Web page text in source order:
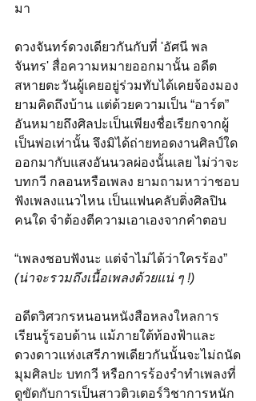
มา
ดวงจันทร์ดวงเดียวกันกับที่ 'อัศนี พล
จันทร' สื่อความหมายออกมานั้น อดีต
สหายตะวันผู้เคยอยู่ร่วมทับได้เคยจ้องมอง
ยามคิดถึงบ้าน แต่ด้วยความเป็น “อาร์ต”
อันหมายถึงศิลปะเป็นเพียงชื่อเรียกจากผู้
เป็นพ่อเท่านั้น จึงมิได้ถ่ายทอดงานศิลป์ใด
ออกมากับแสงอันนวลผ่องนั้นเลย ไม่ว่าจะ
บทกวี กลอนหรือเพลง ยามถามหาว่าชอบ
ฟังเพลงแนวไหน เป็นแฟนคลับติ่งศิลปิน
คนใด จำต้องตีความเอาเองจากคำตอบ
“เพลงชอบฟังนะ แต่จำไม่ได้ว่าใครร้อง”
(น่าจะรวมถึงเนื้อเพลงด้วยแน่ ๆ !)
อดีตวิศวกรหนอนหนังสือหลงใหลการ
เรียนรู้รอบด้าน แม้ภายใต้ท้องฟ้าและ
ดวงดาวแห่งเสรีภาพเดียวกันนั้นจะไม่ถนัด
มุมศิลปะ บทกวี หรือการร้องรำทำเพลงที่
ดูขัดกับการเป็นสาวติวเตอร์วิชาการหนัก